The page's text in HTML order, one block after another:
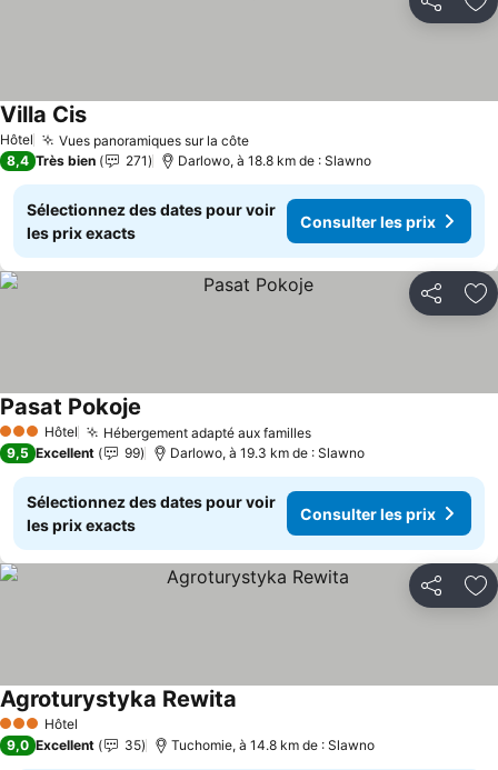
Partager
Hôtel Vues panoramiques sur la côte
Villa Cis
8,4 Très bien 271 Darlowo, à 18.8 km de : Slawno
Sélectionnez des dates pour voir
les prix exacts
Consulter les prix
Partager
3 ÉtoilesHôtel Hébergement adapté aux familles
Pasat Pokoje
9,5 Excellent 99 Darlowo, à 19.3 km de : Slawno
Sélectionnez des dates pour voir
les prix exacts
Consulter les prix
Partager
3 ÉtoilesHôtel
Agroturystyka Rewita
9,0 Excellent 35 Tuchomie, à 14.8 km de : Slawno